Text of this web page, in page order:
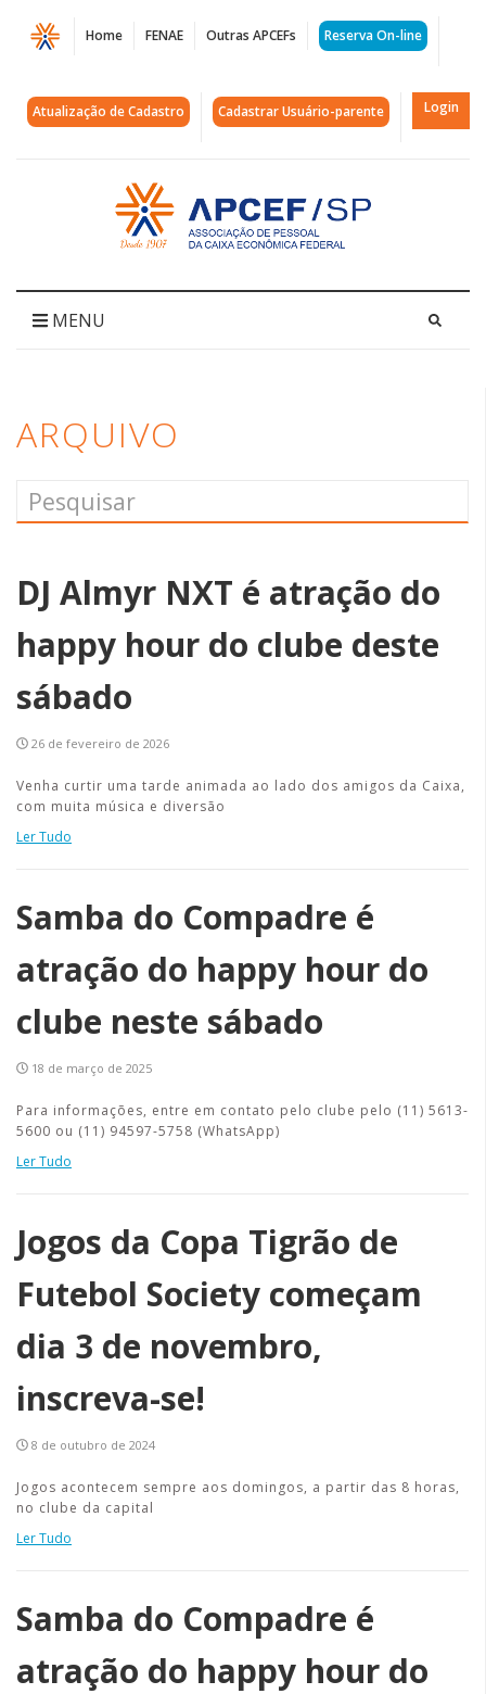
Página
Arquivos
clube
Home FENAE Outras APCEFs Reserva On-line
Atualização de Cadastro Cadastrar Usuário-parente Login
Acessar
página
inicial
MENU
ARQUIVO
DJ Almyr NXT é atração do
happy hour do clube deste
sábado
26 de fevereiro de 2026
Venha curtir uma tarde animada ao lado dos amigos da Caixa,
com muita música e diversão
Ler Tudo
Samba do Compadre é
atração do happy hour do
clube neste sábado
18 de março de 2025
Para informações, entre em contato pelo clube pelo (11) 5613-
5600 ou (11) 94597-5758 (WhatsApp)
Ler Tudo
Jogos da Copa Tigrão de
Futebol Society começam
dia 3 de novembro,
inscreva-se!
8 de outubro de 2024
Jogos acontecem sempre aos domingos, a partir das 8 horas,
no clube da capital
Ler Tudo
Samba do Compadre é
atração do happy hour do